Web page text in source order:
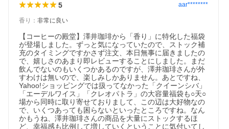
5 aar********
香り ： 非常に良い
【コーヒーの殿堂】澤井珈琲から「香り」に特化した福袋
が登場しました。ずっと気になっていたので、ストック補
充のタイミングですかさず注文、本日無事に届きましたの
で、嬉しさのあまり即レビューすることにしました。まだ
飲んでないのもいくつかあるのですが、澤井珈琲さんが外
すわけは無いので、楽しみしかありません。あとですね、
Yahoo!ショッピングでは扱ってなかった「クイーンシバ」
「エーデルワイス」「クレオパトラ」の大容量福袋も○天○
場から同時に取り寄せておりまして、この辺は大好物なの
で、いくつあっても困らないといったところですね。なん
かもうね、澤井珈琲さんの商品を大量にストックするほ
ど、幸福感も比例して増していくということに気付いてし